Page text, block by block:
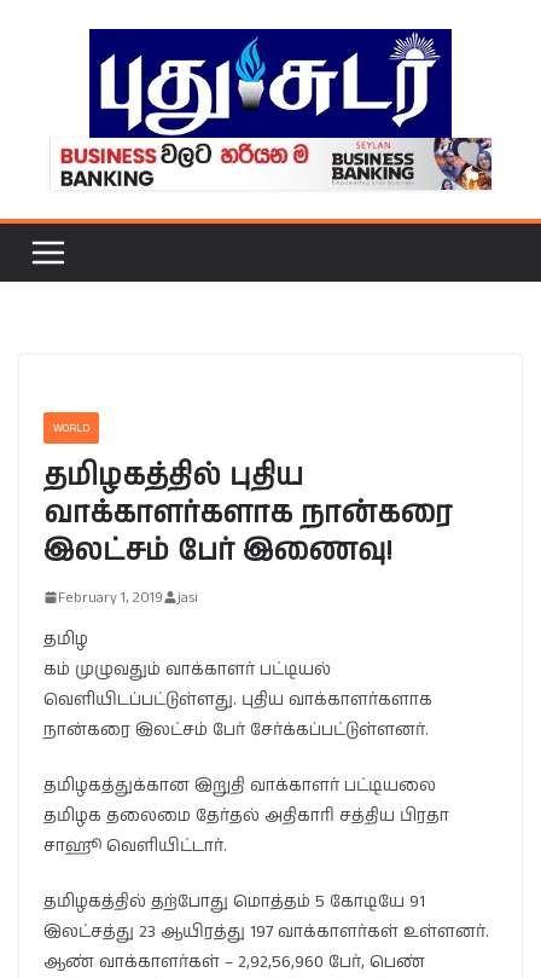
WORLD
தமிழகத்தில் புதிய
வாக்காளர்களாக நான்கரை
இலட்சம் பேர் இணைவு!
February 1, 2019 jasi
தமிழ
கம் முழுவதும் வாக்காளர் பட்டியல்
வெளியிடப்பட்டுள்ளது. புதிய வாக்காளர்களாக
நான்கரை இலட்சம் பேர் சேர்க்கப்பட்டுள்ளனர்.
தமிழகத்துக்கான இறுதி வாக்காளர் பட்டியலை
தமிழக தலைமை தேர்தல் அதிகாரி சத்திய பிரதா
சாஹூ வெளியிட்டார்.
தமிழகத்தில் தற்போது மொத்தம் 5 கோடியே 91
இலட்சத்து 23 ஆயிரத்து 197 வாக்காளர்கள் உள்ளனர்.
ஆண் வாக்காளர்கள் – 2,92,56,960 பேர், பெண்